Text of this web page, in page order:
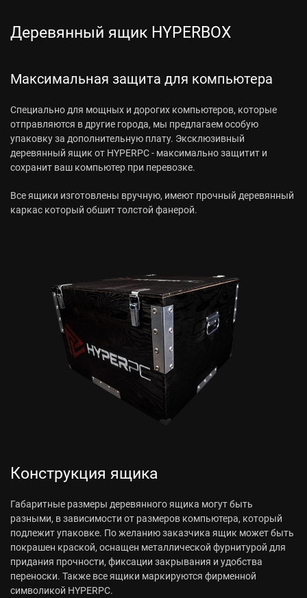
Деревянный ящик HYPERBOX
Максимальная защита для компьютера
Специально для мощных и дорогих компьютеров, которые
отправляются в другие города, мы предлагаем особую
упаковку за дополнительную плату. Эксклюзивный
деревянный ящик от HYPERPC - максимально защитит и
сохранит ваш компьютер при перевозке.
Все ящики изготовлены вручную, имеют прочный деревянный
каркас который обшит толстой фанерой.
Конструкция ящика
Габаритные размеры деревянного ящика могут быть
разными, в зависимости от размеров компьютера, который
подлежит упаковке. По желанию заказчика ящик может быть
покрашен краской, оснащен металлической фурнитурой для
придания прочности, фиксации закрывания и удобства
переноски. Также все ящики маркируются фирменной
символикой HYPERPC.